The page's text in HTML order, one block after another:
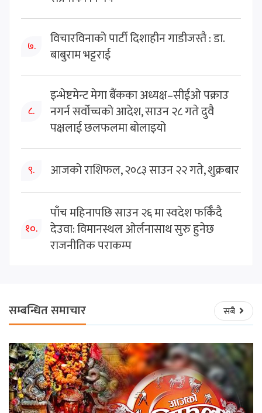
७.
विचारविनाको पार्टी दिशाहीन गाडीजस्तै : डा.
बाबुराम भट्टराई
८.
इन्भेष्टमेन्ट मेगा बैंकका अध्यक्ष–सीईओ पक्राउ
नगर्न सर्वोच्चको आदेश, साउन २८ गते दुवै
पक्षलाई छलफलमा बोलाइयो
९. आजको राशिफल, २०८३ साउन २२ गते, शुक्रबार
१०.
पाँच महिनापछि साउन २६ मा स्वदेश फर्किँदै
देउवा: विमानस्थल ओर्लनासाथ सुरु हुनेछ
राजनीतिक पराकम्प
सम्बन्धित समाचार सबै